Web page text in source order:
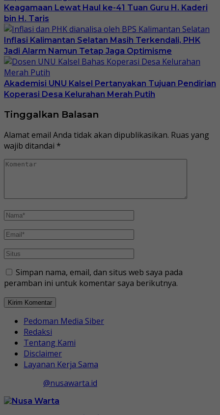
Keagamaan Lewat Haul ke-41 Tuan Guru H. Kaderi
bin H. Taris
Inflasi Kalimantan Selatan Masih Terkendali, PHK
Jadi Alarm Namun Tetap Jaga Optimisme
Akademisi UNU Kalsel Pertanyakan Tujuan Pendirian
Koperasi Desa Kelurahan Merah Putih
Tinggalkan Balasan
Alamat email Anda tidak akan dipublikasikan. Ruas yang
wajib ditandai *
Simpan nama, email, dan situs web saya pada
peramban ini untuk komentar saya berikutnya.
Pedoman Media Siber
Redaksi
Tentang Kami
Disclaimer
Layanan Kerja Sama
@nusawarta.id